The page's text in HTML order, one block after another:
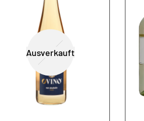
Ausverkauft